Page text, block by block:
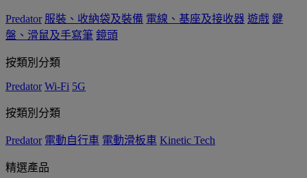
Predator 服裝、收納袋及裝備 電線、基座及接收器 遊戲 鍵
盤、滑鼠及手寫筆 鏡頭
按類別分類
Predator Wi-Fi 5G
按類別分類
Predator 電動自行車 電動滑板車 Kinetic Tech
精選產品